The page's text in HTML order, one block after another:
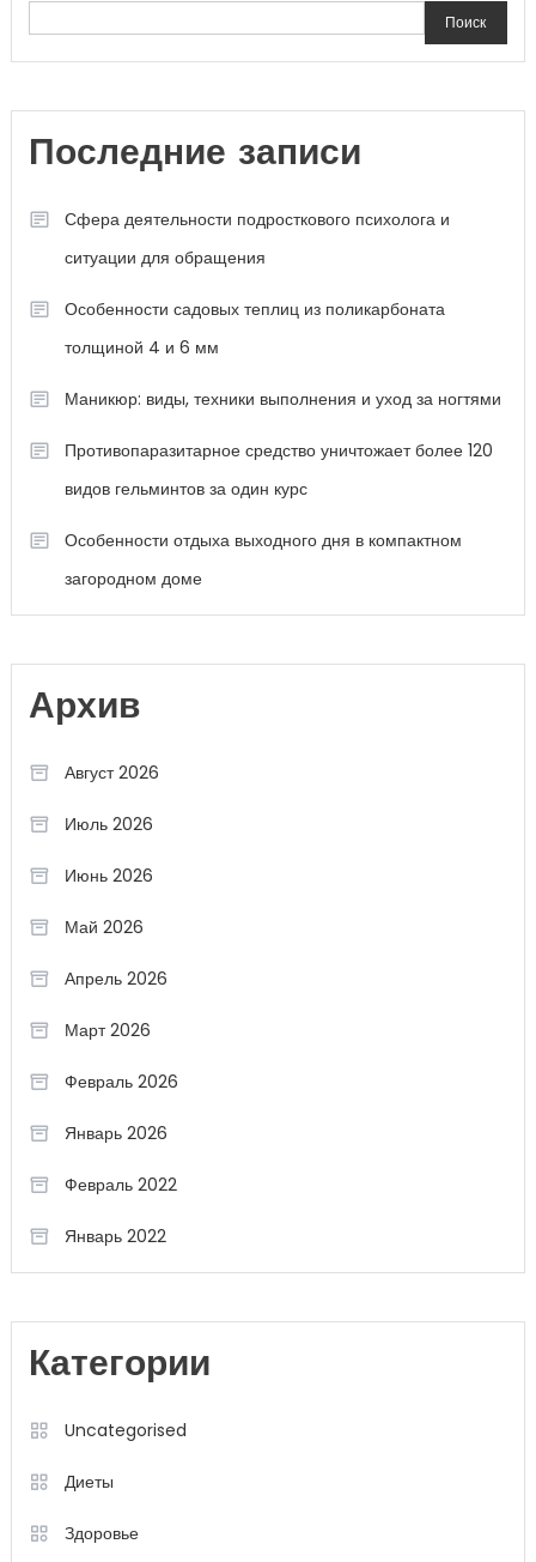
Поиск
Последние записи
Сфера деятельности подросткового психолога и
ситуации для обращения
Особенности садовых теплиц из поликарбоната
толщиной 4 и 6 мм
Маникюр: виды, техники выполнения и уход за ногтями
Противопаразитарное средство уничтожает более 120
видов гельминтов за один курс
Особенности отдыха выходного дня в компактном
загородном доме
Архив
Август 2026
Июль 2026
Июнь 2026
Май 2026
Апрель 2026
Март 2026
Февраль 2026
Январь 2026
Февраль 2022
Январь 2022
Категории
Uncategorised
Диеты
Здоровье